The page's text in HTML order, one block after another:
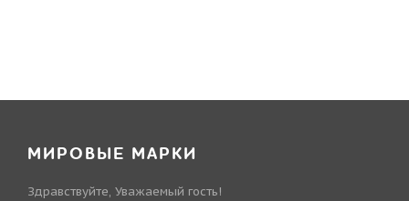
МИРОВЫЕ МАРКИ
Здравствуйте, Уважаемый гость!